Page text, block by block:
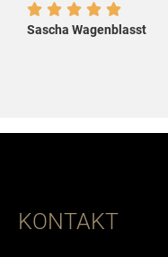
    
Sascha Wagenblasst
KONTAKT